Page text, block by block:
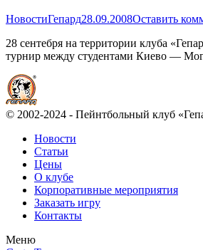
НовостиГепард28.09.2008Оставить
28 сентебря на территории клуба
турнир между студентами Киево —
© 2002-2024 - Пейнтбольный клуб
Новости
Статьи
Цены
О клубе
Корпоративные мероприятия
Заказать игру
Контакты
Меню